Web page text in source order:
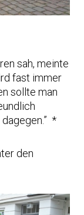
sah, meinte
fast immer
sollte man
*
den